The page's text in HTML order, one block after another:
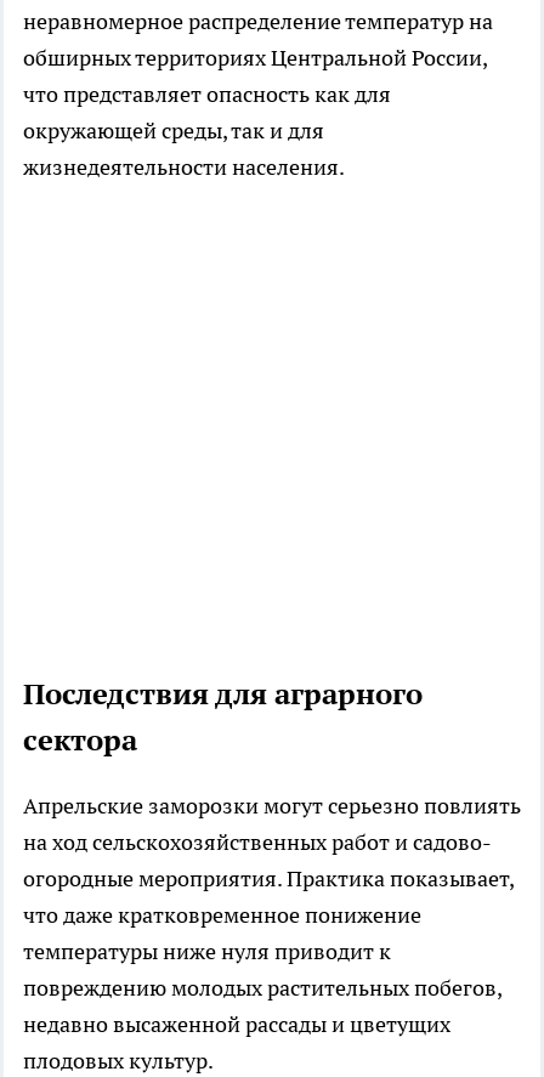
неравномерное распределение температур на
обширных территориях Центральной России,
что представляет опасность как для
окружающей среды, так и для
жизнедеятельности населения.
Последствия для аграрного
сектора
Апрельские заморозки могут серьезно повлиять
на ход сельскохозяйственных работ и садово-
огородные мероприятия. Практика показывает,
что даже кратковременное понижение
температуры ниже нуля приводит к
повреждению молодых растительных побегов,
недавно высаженной рассады и цветущих
плодовых культур.